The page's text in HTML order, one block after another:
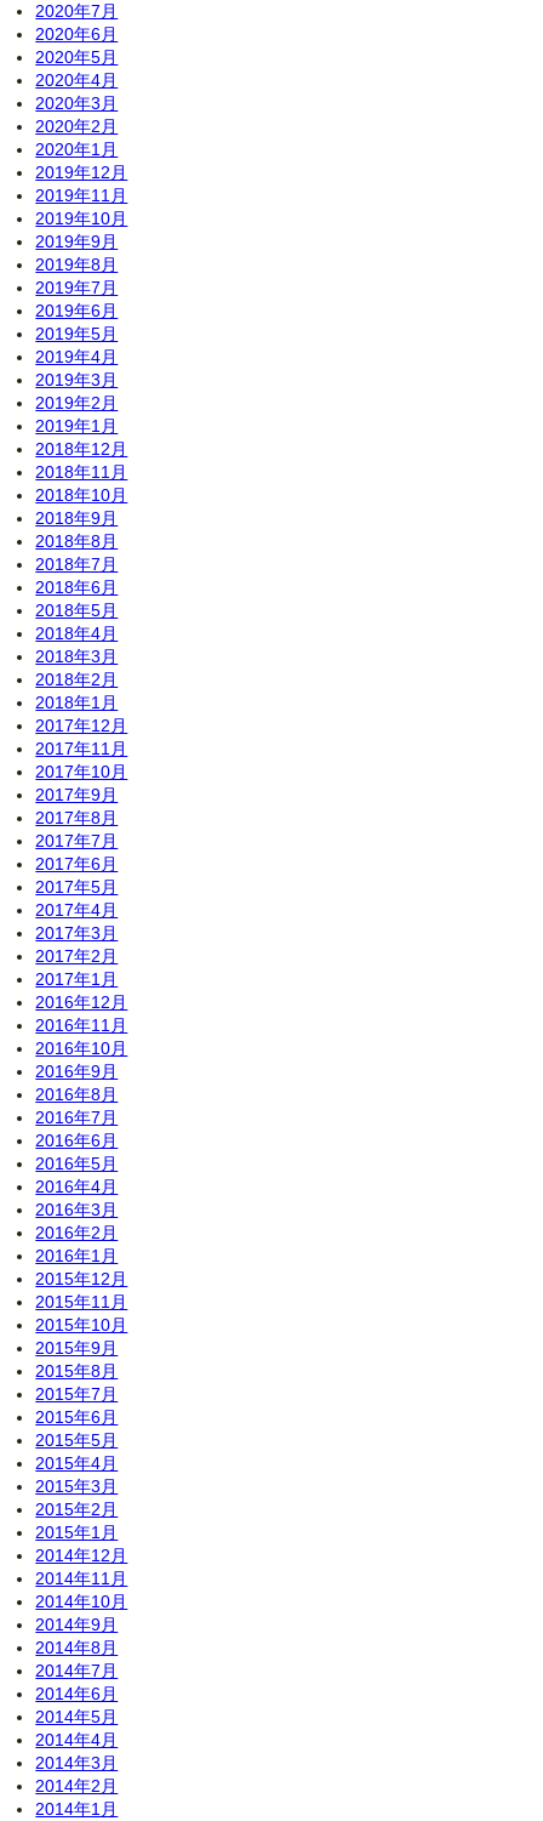
2020年7月
2020年6月
2020年5月
2020年4月
2020年3月
2020年2月
2020年1月
2019年12月
2019年11月
2019年10月
2019年9月
2019年8月
2019年7月
2019年6月
2019年5月
2019年4月
2019年3月
2019年2月
2019年1月
2018年12月
2018年11月
2018年10月
2018年9月
2018年8月
2018年7月
2018年6月
2018年5月
2018年4月
2018年3月
2018年2月
2018年1月
2017年12月
2017年11月
2017年10月
2017年9月
2017年8月
2017年7月
2017年6月
2017年5月
2017年4月
2017年3月
2017年2月
2017年1月
2016年12月
2016年11月
2016年10月
2016年9月
2016年8月
2016年7月
2016年6月
2016年5月
2016年4月
2016年3月
2016年2月
2016年1月
2015年12月
2015年11月
2015年10月
2015年9月
2015年8月
2015年7月
2015年6月
2015年5月
2015年4月
2015年3月
2015年2月
2015年1月
2014年12月
2014年11月
2014年10月
2014年9月
2014年8月
2014年7月
2014年6月
2014年5月
2014年4月
2014年3月
2014年2月
2014年1月